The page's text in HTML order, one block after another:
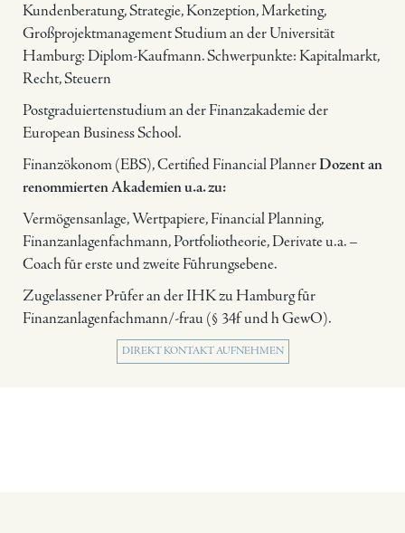
Kundenberatung, Strategie, Konzeption, Marketing,
Großprojektmanagement Studium an der Universität
Hamburg: Diplom-Kaufmann. Schwerpunkte: Kapitalmarkt,
Recht, Steuern
Postgraduiertenstudium an der Finanzakademie der
European Business School.
Finanzökonom (EBS), Certified Financial PlannerDozent an
renommierten Akademien u.a. zu:
Vermögensanlage, Wertpapiere, Financial Planning,
Finanzanlagenfachmann, Portfoliotheorie, Derivate u.a. –
Coach für erste und zweite Führungsebene.
Zugelassener Prüfer an der IHK zu Hamburg für
Finanzanlagenfachmann/-frau (§ 34f und h GewO).
DIREKT KONTAKT AUFNEHMEN